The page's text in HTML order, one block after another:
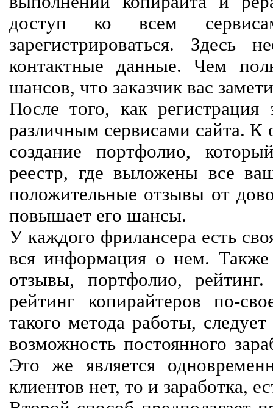
доступ ко всем
зарегистрироваться. Здесь
контактные данные. Чем
шансов, что заказчик вас
После того, как регистрация
различным сервисами сайта. К
создание портфолио,
реестр, где выложены все
положительные отзывы от
повышает его шансы.
У каждого фрилансера есть
вся информация о нем. Также
отзывы, портфолио,
рейтинг копирайтеров по-
такого метода работы,
возможность постоянного
Это же является
клиентов нет, то и заработка,